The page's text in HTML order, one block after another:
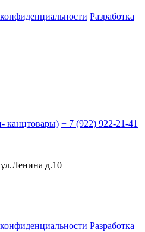
Разработка
канцтовары) + 7 (922) 922-21-41
д.10
Разработка